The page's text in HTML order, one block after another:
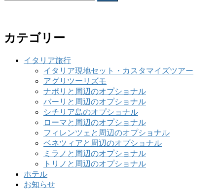
カテゴリー
イタリア旅行
イタリア現地セット・カスタマイズツアー
アグリツーリズモ
ナポリと周辺のオプショナル
バーリと周辺のオプショナル
シチリア島のオプショナル
ローマと周辺のオプショナル
フィレンツェと周辺のオプショナル
ベネツィアと周辺のオプショナル
ミラノと周辺のオプショナル
トリノと周辺のオプショナル
ホテル
お知らせ